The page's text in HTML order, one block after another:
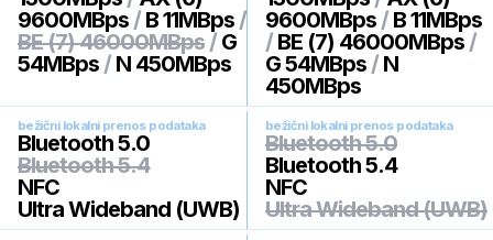
9600MBps / B 11MBps /
BE (7) 46000MBps / G
54MBps / N 450MBps
9600MBps / B 11MBps
/ BE (7) 46000MBps /
G 54MBps / N
450MBps
bežični lokalni prenos podataka
Bluetooth 5.0
Bluetooth 5.4
NFC
Ultra Wideband (UWB)
bežični lokalni prenos podataka
Bluetooth 5.0
Bluetooth 5.4
NFC
Ultra Wideband (UWB)